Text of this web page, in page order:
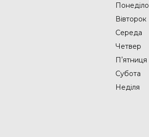
Вівторок
Середа
Четвер
Пʼятниця
Субота
Неділя